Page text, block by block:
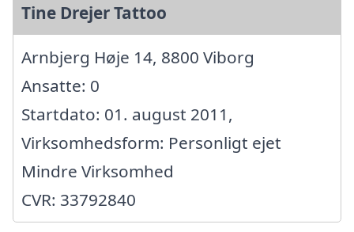
Tine Drejer Tattoo
Arnbjerg Høje 14, 8800 Viborg
Ansatte: 0
Startdato: 01. august 2011,
Virksomhedsform: Personligt ejet
Mindre Virksomhed
CVR: 33792840